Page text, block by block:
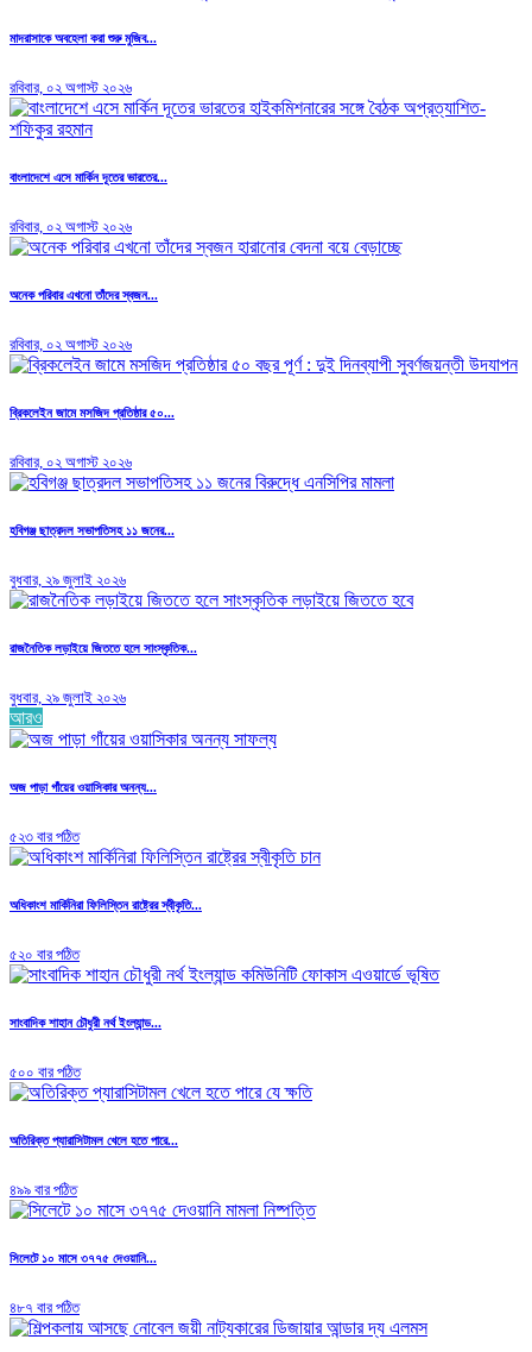
মাদরাসাকে অবহেলা করা শুরু মুজিব...
রবিবার, ০২ অগাস্ট ২০২৬
বাংলাদেশে এসে মার্কিন দূতের ভারতের...
রবিবার, ০২ অগাস্ট ২০২৬
অনেক পরিবার এখনো তাঁদের স্বজন...
রবিবার, ০২ অগাস্ট ২০২৬
ব্রিকলেইন জামে মসজিদ প্রতিষ্ঠার ৫০...
রবিবার, ০২ অগাস্ট ২০২৬
হবিগঞ্জ ছাত্রদল সভাপতিসহ ১১ জনের...
বুধবার, ২৯ জুলাই ২০২৬
রাজনৈতিক লড়াইয়ে জিততে হলে সাংস্কৃতিক...
বুধবার, ২৯ জুলাই ২০২৬
আরও
অজ পাড়া গাঁয়ের ওয়াসিকার অনন্য...
৫২৩ বার পঠিত
অধিকাংশ মার্কিনিরা ফিলিস্তিন রাষ্ট্রের স্বীকৃতি...
৫২০ বার পঠিত
সাংবাদিক শাহান চৌধুরী নর্থ ইংল্যান্ড...
৫০০ বার পঠিত
অতিরিক্ত প্যারাসিটামল খেলে হতে পারে...
৪৯৯ বার পঠিত
সিলেটে ১০ মাসে ৩৭৭৫ দেওয়ানি...
৪৮৭ বার পঠিত